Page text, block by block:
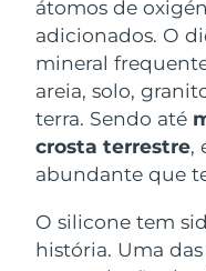
átomos de
adicionados. O
mineral
areia, solo,
terra. Sendo até
crosta terrestre,
abundante que
O silicone tem
história. Uma
Ofertas especiais
França
Alemanha
Canadá
Austrália